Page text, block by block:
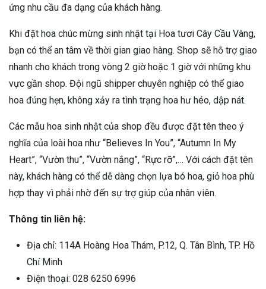
ứng nhu cầu đa dạng của khách hàng.
Khi đặt hoa chúc mừng sinh nhật tại Hoa tươi Cây Cầu Vàng,
bạn có thể an tâm về thời gian giao hàng. Shop sẽ hỗ trợ giao
nhanh cho khách trong vòng 2 giờ hoặc 1 giờ với những khu
vực gần shop. Đội ngũ shipper chuyên nghiệp có thể giao
hoa đúng hẹn, không xảy ra tình trạng hoa hư héo, dập nát.
Các mẫu hoa sinh nhật của shop đều được đặt tên theo ý
nghĩa của loài hoa như “Believes In You”, “Autumn In My
Heart”, “Vườn thu”, “Vườn nắng”, “Rực rỡ”,… Với cách đặt tên
này, khách hàng có thể dễ dàng chọn lựa bó hoa, giỏ hoa phù
hợp thay vì phải nhờ đến sự trợ giúp của nhân viên.
Thông tin liên hệ:
Địa chỉ: 114A Hoàng Hoa Thám, P.12, Q. Tân Bình, TP. Hồ
Chí Minh
Điện thoại: 028 6250 6996